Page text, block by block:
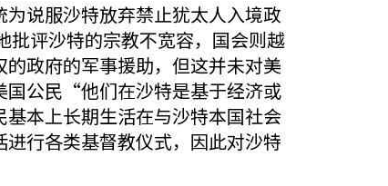
说服沙特放弃禁止犹太人入境政
评沙特的宗教不宽容，国会则越
政府的军事援助，但这并未对美
国公民“他们在沙特是基于经济或
本上长期生活在与沙特本国社会
行各类基督教仪式，因此对沙特